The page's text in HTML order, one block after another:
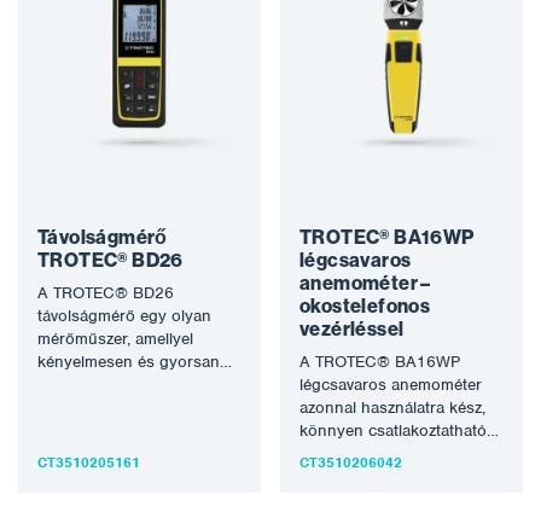
Távolságmérő
TROTEC® BD26
A TROTEC® BD26
távolságmérő egy olyan
mérőműszer, amellyel
kényelmesen és gyorsan
pontossággal, még…
CT3510205161
TROTEC® BA16WP
légcsavaros
anemométer –
okostelefonos
vezérléssel
A TROTEC® BA16WP
légcsavaros anemométer
azonnal használatra kész,
könnyen csatlakoztatható
egy alkalmazáshoz, majd az
CT3510206042